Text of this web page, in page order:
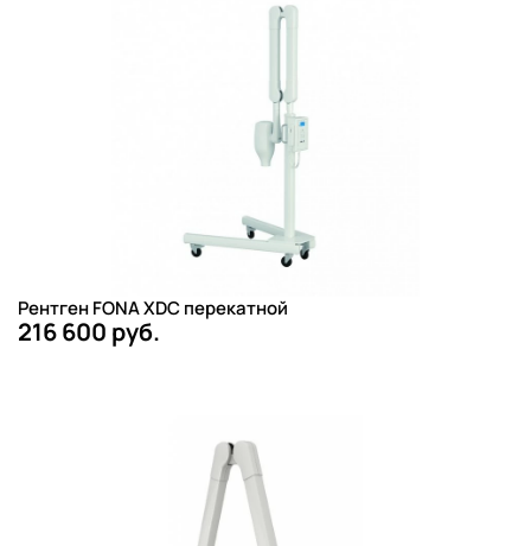
Рентген FONA XDC перекатной
216 600 руб.